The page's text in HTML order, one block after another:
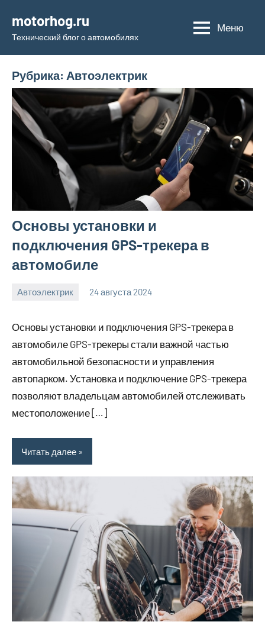
содержимому
motorhog.ru
Технический блог о автомобилях
Меню
Рубрика: Автоэлектрик
Основы установки и
подключения GPS-трекера в
автомобиле
Автоэлектрик 24 августа 2024
Основы установки и подключения GPS-трекера в
автомобиле GPS-трекеры стали важной частью
автомобильной безопасности и управления
автопарком. Установка и подключение GPS-трекера
позволяют владельцам автомобилей отслеживать
местоположение […]
Читать далее